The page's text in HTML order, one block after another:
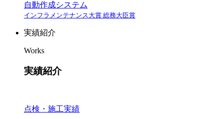
自動作成システム
インフラメンテナンス大賞 総務大臣賞
実績紹介
Works
実績紹介
点検・施工実績